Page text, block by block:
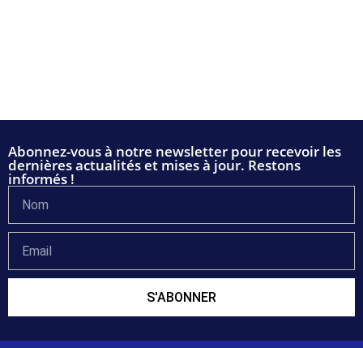
Abonnez-vous à notre newsletter pour recevoir les
dernières actualités et mises à jour. Restons
informés !
S'ABONNER